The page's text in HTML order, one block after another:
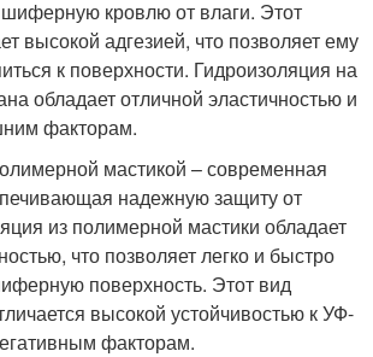
кровлю от влаги. Этот
высокой адгезией, что позволяет ему
к поверхности. Гидроизоляция на
обладает отличной эластичностью и
факторам.
мастикой – современная
надежную защиту от
из полимерной мастики обладает
что позволяет легко и быстро
поверхность. Этот вид
высокой устойчивостью к УФ-
факторам.